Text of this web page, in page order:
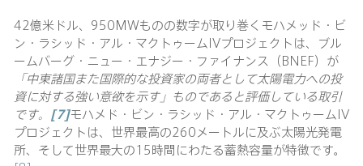
42億米ドル、950MWものの数字が取り巻くモハメッド・ビ
ン・ラシッド・アル・マクトゥームIVプロジェクトは、ブル
ームバーグ・ニュー・エナジー・ファイナンス（BNEF）が
「中東諸国また国際的な投資家の両者として太陽電力への投
資に対する強い意欲を示す」ものであると評価している取引
です。 [7]モハメド・ビン・ラシッド・アル・マクトゥームIV
プロジェクトは、世界最高の260メートルに及ぶ太陽光発電
所、そして世界最大の15時間にわたる蓄熱容量が特徴です。